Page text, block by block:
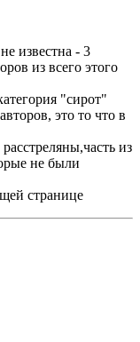
известна - 3
из всего этого
"сирот"
это то что в
из
не были
странице